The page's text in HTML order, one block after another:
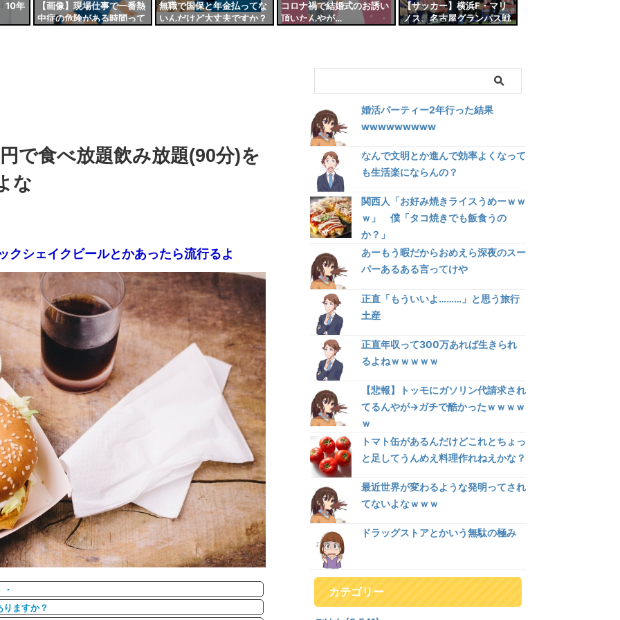
10年
【画像】現場仕事で一番熱
中症の危険がある時間って
無職で国保と年金払ってな
いんだけど大丈夫ですか？
コロナ禍で結婚式のお誘い
頂いたんやが…
【サッカー】横浜F・マリ
ノス、名古屋グランパス戦
で食べ放題飲み放題(90分)を
な
クシェイクビールとかあったら流行るよ
ますか？
婚活パーティー2年行った結果
wwwwwwwww
なんで文明とか進んで効率よくなって
も生活楽にならんの？
関西人「お好み焼きライスうめーｗｗ
ｗ」 僕「タコ焼きでも飯食うの
か？」
あーもう暇だからおめえら深夜のスー
パーあるある言ってけや
正直「もういいよ………」と思う旅行
土産
正直年収って300万あれば生きられ
るよねｗｗｗｗｗ
【悲報】トッモにガソリン代請求され
てるんやが→ガチで酷かったｗｗｗｗ
ｗ
トマト缶があるんだけどこれとちょっ
と足してうんめえ料理作れねえかな？
最近世界が変わるような発明ってされ
てないよなｗｗｗ
ドラッグストアとかいう無駄の極み
カテゴリー